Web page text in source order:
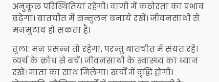
अनुकूल परिस्थितियां रहेंगी। वाणी में कठोरता का प्रभाव
बढ़ेगा। बातचीत में सन्तुलन बनाये रखें। जीवनसाथी से
मनमुटाव हो सकता है।
तुला: मन प्रसन्न तो रहेगा, परन्तु बातचीत में संयत रहें।
व्यर्थ के क्रोध से बचें। जीवनसाथी के स्वास्थ्य का ध्यान
रखें। माता का साथ मिलेगा। खर्चों में वृद्धि होगी।